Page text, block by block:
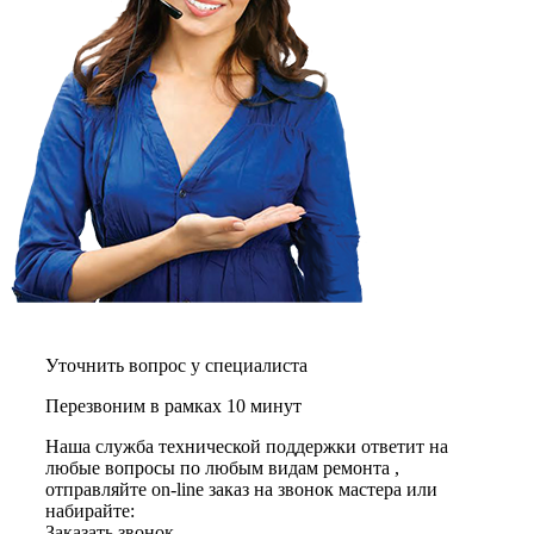
графических планшетов
граниторов
граверов
гребных тренажеров
грелок
грелок для ног
грелок для спины и шеи
греющих кабелей
грилей
грилей для кур
грилей для шаурмы
громкоговорителей
гвоздезабивных пистолетов
hd камер
хлебопечек
хлеборезок
холодильников
холодильников для молока
холодильных шкафов
homepod
хот-дог мейкеров
хотдогниц
хромбуков
Уточнить вопрос у специалиста
Перезвоним в рамках 10 минут
Наша служба технической поддержки ответит на
любые вопросы по любым видам ремонта ,
отправляйте on-line заказ на звонок мастера или
набирайте: